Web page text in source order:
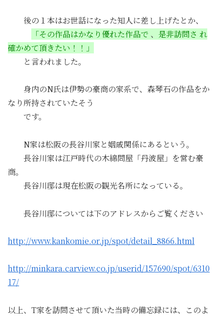
後の１本はお世話になった知人に差し上げたとか、
「その作品はかなり 優れた作品で 、 是非訪問さ れ
確かめて頂きたい！！」
と言われました。
身内のN氏は伊勢の豪商の家系で、森琴石の作品をか
なり所持されていたそう
です。
N家は松阪の長谷川家と姻戚関係にあるという。
長谷川家は江戸時代の木綿問屋「丹波屋」を営む豪
商。
長谷川邸は現在松阪の観光名所になっている。
長谷川邸については下のアドレスからご覧ください
http://www.kankomie.or.jp/spot/detail_8866.html
http://minkara.carview.co.jp/userid/157690/spot/6310
17/
以上、T家を訪問させて頂いた当時の備忘録には、このよ